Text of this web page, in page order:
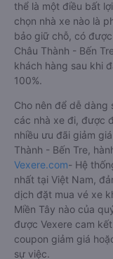
thể là một điều bất
chọn nhà xe nào là
bảo giữ chỗ, có
Châu Thành - Bến
khách hàng sau khi
100%.
Cho nên để dễ dàng
các nhà xe đi, được
nhiều ưu đãi giảm
Thành - Bến Tre,
Vexere.com- Hệ
nhất tại Việt Nam,
dịch đặt mua vé xe
Miền Tây nào của
được Vexere cam
coupon giảm giá
sự việc.